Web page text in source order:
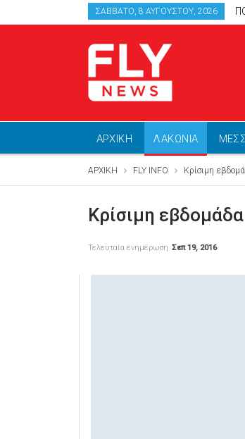
ΣΆΒΒΑΤΟ, 8 ΑΥΓΟΎΣΤΟΥ, 2026
ΑΡΧΙΚΗ ΛΑΚΩΝΙΑ
ΑΡΧΙΚΗ FLY INFO Κρίσιμη
Κρίσιμη
Τελευταία ενημέρωση Σεπ 19, 2016